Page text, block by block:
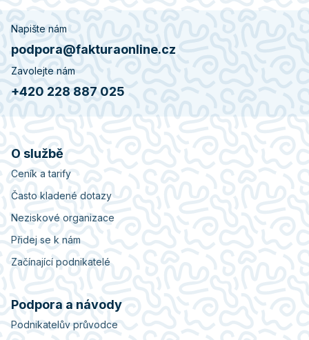
Napište nám
podpora@fakturaonline.cz
Zavolejte nám
+420 228 887 025
O službě
Ceník a tarify
Často kladené dotazy
Neziskové organizace
Přidej se k nám
Začínající podnikatelé
Podpora a návody
Podnikatelův průvodce